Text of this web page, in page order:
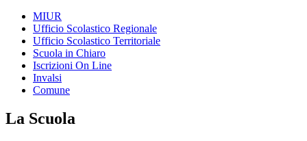
MIUR
Ufficio Scolastico Regionale
Ufficio Scolastico Territoriale
Scuola in Chiaro
Iscrizioni On Line
Invalsi
Comune
La Scuola